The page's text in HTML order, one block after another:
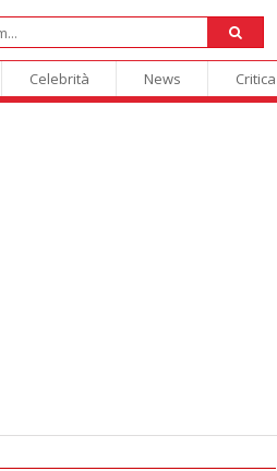
Celebrità News Critica